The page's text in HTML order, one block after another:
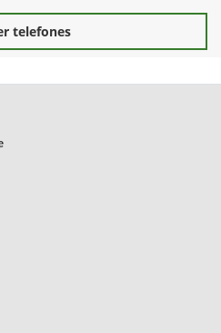
telefones